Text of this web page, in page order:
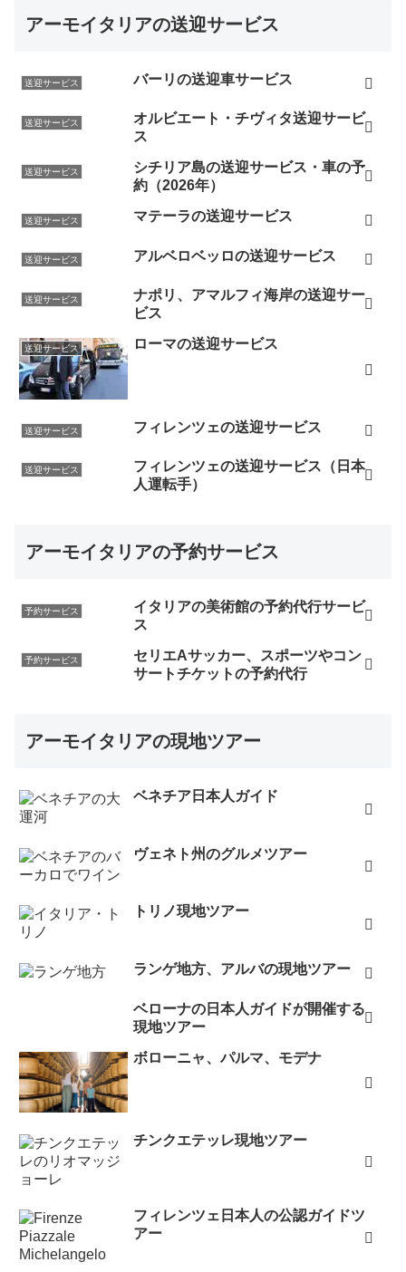
アーモイタリアの送迎サービス
送迎サービス バーリの送迎車サービス
送迎サービス
オルビエート・チヴィタ送迎サービ
ス
送迎サービス
シチリア島の送迎サービス・車の予
約（2026年）
送迎サービス マテーラの送迎サービス
送迎サービス アルベロベッロの送迎サービス
送迎サービス
ナポリ、アマルフィ海岸の送迎サー
ビス
送迎サービス ローマの送迎サービス
送迎サービス フィレンツェの送迎サービス
送迎サービス
フィレンツェの送迎サービス（日本
人運転手）
アーモイタリアの予約サービス
予約サービス
イタリアの美術館の予約代行サービ
ス
予約サービス
セリエAサッカー、スポーツやコン
サートチケットの予約代行
アーモイタリアの現地ツアー
ベネチア日本人ガイド
ヴェネト州のグルメツアー
トリノ現地ツアー
ランゲ地方、アルバの現地ツアー
ベローナの日本人ガイドが開催する
現地ツアー
ボローニャ、パルマ、モデナ
チンクエテッレ現地ツアー
フィレンツェ日本人の公認ガイドツ
アー